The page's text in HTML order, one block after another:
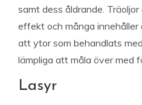
samt dess åldrande.
effekt och många
att ytor som behandlats
lämpliga att måla över med
Lasyr